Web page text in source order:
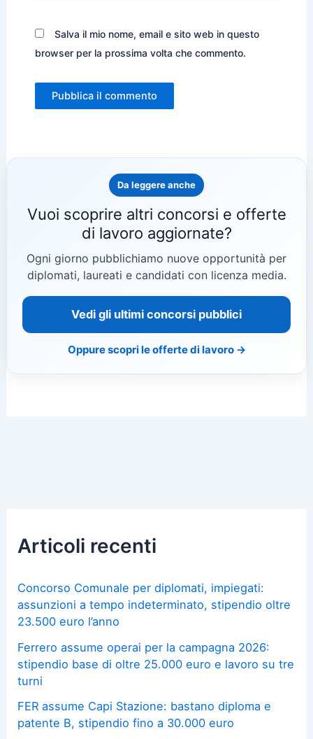
Salva il mio nome, email e sito web in questo
browser per la prossima volta che commento.
Da leggere anche
Vuoi scoprire altri concorsi e offerte
di lavoro aggiornate?
Ogni giorno pubblichiamo nuove opportunità per
diplomati, laureati e candidati con licenza media.
Vedi gli ultimi concorsi pubblici
Oppure scopri le offerte di lavoro →
Articoli recenti
Concorso Comunale per diplomati, impiegati:
assunzioni a tempo indeterminato, stipendio oltre
23.500 euro l’anno
Ferrero assume operai per la campagna 2026:
stipendio base di oltre 25.000 euro e lavoro su tre
turni
FER assume Capi Stazione: bastano diploma e
patente B, stipendio fino a 30.000 euro